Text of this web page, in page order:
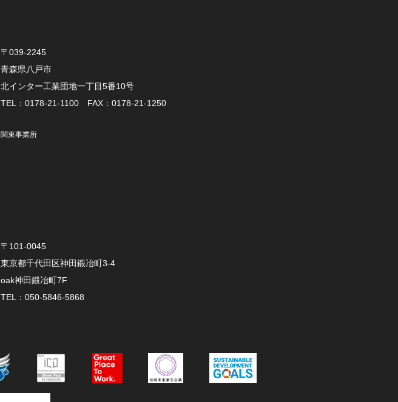
〒039-2245
青森県八戸市
北インター工業団地一丁目5番10号
TEL：0178-21-1100 FAX：0178-21-1250
関東事業所
〒101-0045
東京都千代田区神田鍛冶町3-4
oak神田鍛冶町7F
TEL：050-5846-5868